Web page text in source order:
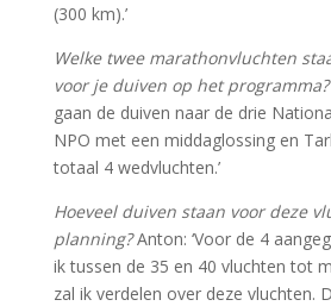
(300 km).’
Welke twee marathonvluchten
voor je duiven op het programma?
gaan de duiven naar de drie
NPO met een middaglossing en
totaal 4 wedvluchten.’
Hoeveel duiven staan voor deze
planning?Anton: ‘Voor de 4
ik tussen de 35 en 40 vluchten tot
zal ik verdelen over deze vluchten.